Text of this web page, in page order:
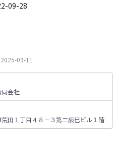
09-28
2025-09-11
会社
田１丁目４８－３第二辰巳ビル１階